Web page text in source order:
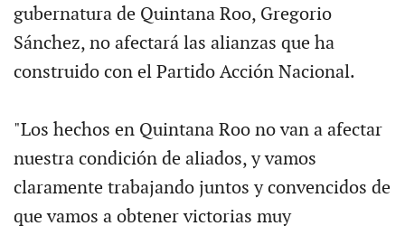
gubernatura de Quintana Roo, Gregorio
Sánchez, no afectará las alianzas que ha
construido con el Partido Acción Nacional.
"Los hechos en Quintana Roo no van a afectar
nuestra condición de aliados, y vamos
claramente trabajando juntos y convencidos de
que vamos a obtener victorias muy